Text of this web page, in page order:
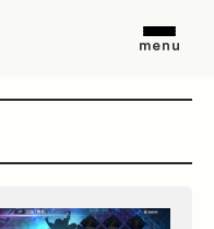
menu